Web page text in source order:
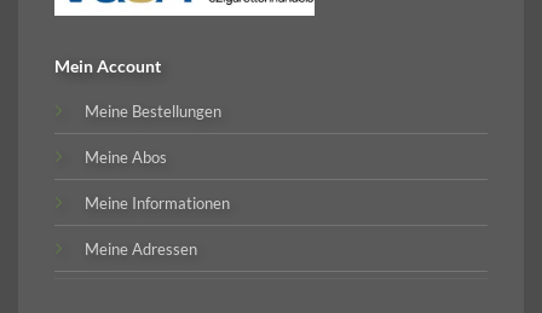
Mein Account
Meine Bestellungen
Meine Abos
Meine Informationen
Meine Adressen